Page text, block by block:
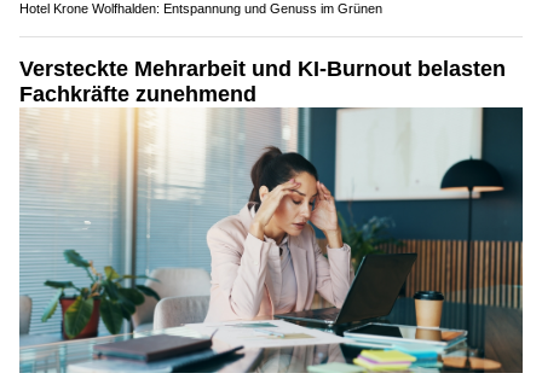
Hotel Krone Wolfhalden: Entspannung und Genuss im Grünen
Versteckte Mehrarbeit und KI-Burnout belasten
Fachkräfte zunehmend